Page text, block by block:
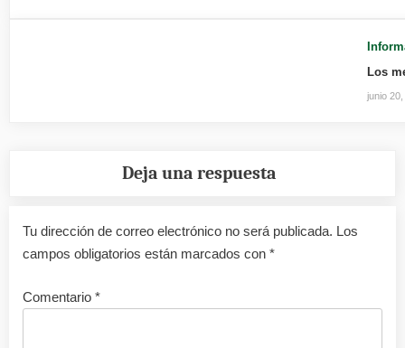
Los
junio
Deja una respuesta
Tu dirección de correo electrónico no será publicada. Los
campos obligatorios están marcados con *
Comentario *